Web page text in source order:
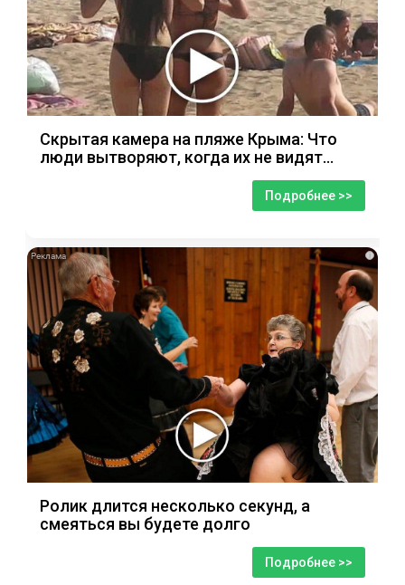
Скрытая камера на пляже Крыма: Что
люди вытворяют, когда их не видят...
Подробнее >>
i
Ролик длится несколько секунд, а
смеяться вы будете долго
Подробнее >>